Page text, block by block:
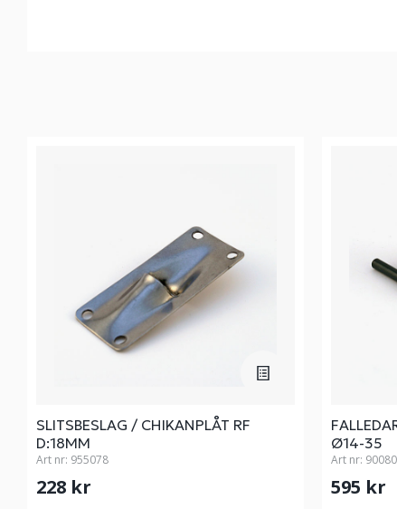
SLITSBESLAG / CHIKANPLÅT RF
D:18MM
Art nr: 955078
228 kr
Ø14-35
Art nr:
595 kr